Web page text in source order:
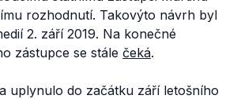
rozhodnutí. Takovýto návrh byl
2. září 2019. Na konečné
zástupce se stále čeká.
uplynulo do začátku září letošního